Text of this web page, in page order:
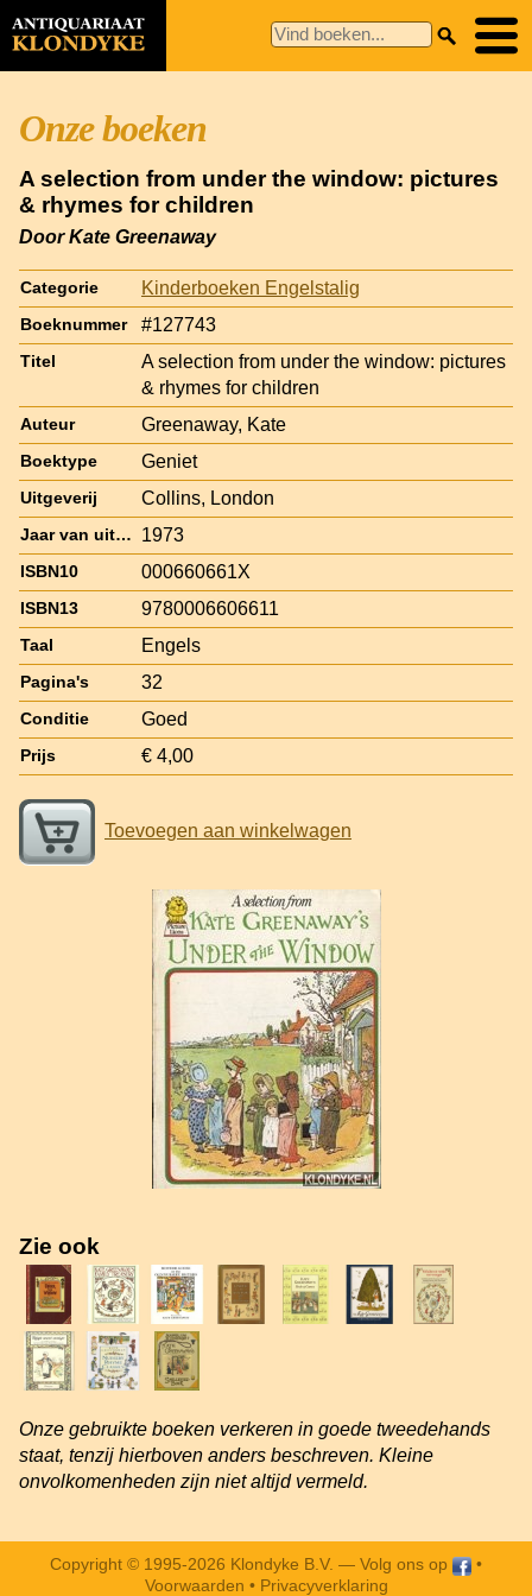
Onze boeken
A selection from under the window: pictures
& rhymes for children
Door Kate Greenaway
Categorie Kinderboeken Engelstalig
Boeknummer #127743
Titel
A selection from under the window: pictures
& rhymes for children
Auteur Greenaway, Kate
Boektype Geniet
Uitgeverij Collins, London
Jaar van uitgave 1973
ISBN10 000660661X
ISBN13 9780006606611
Taal Engels
Pagina's 32
Conditie Goed
Prijs € 4,00
Toevoegen aan winkelwagen
Zie ook
Onze gebruikte boeken verkeren in goede tweedehands
staat, tenzij hierboven anders beschreven. Kleine
onvolkomenheden zijn niet altijd vermeld.
Copyright © 1995-2026 Klondyke B.V. — Volg ons op
•
Voorwaarden • Privacyverklaring